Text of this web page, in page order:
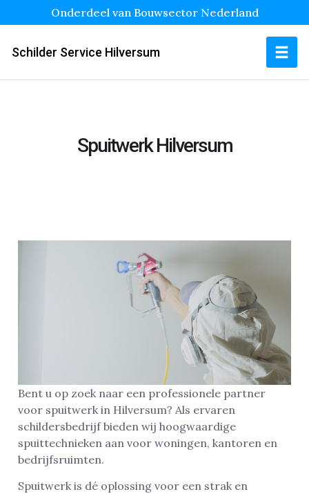
Onderdeel van Bouwsector Nederland
Schilder Service Hilversum
Spuitwerk Hilversum
Bent u op zoek naar een professionele partner
voor spuitwerk in Hilversum? Als ervaren
schildersbedrijf bieden wij hoogwaardige
spuittechnieken aan voor woningen, kantoren en
bedrijfsruimten.
Spuitwerk is dé oplossing voor een strak en